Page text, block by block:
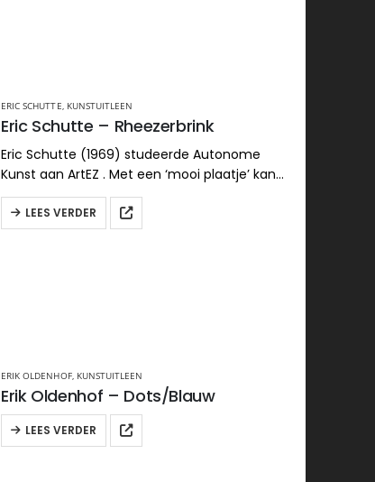
ERIC SCHUTTE KUNSTUITLEEN
Eric Schutte – Rheezerbrink
Eric Schutte (1969) studeerde Autonome
Kunst aan ArtEZ . Met een ‘mooi plaatje’ kan
deze kunstenaar uit Ommen niets. Hij zoekt
naar een beeld in het landschap met diepte
en…
LEES VERDER
ERIK OLDENHOF, KUNSTUITLEEN
Erik Oldenhof – Dots/Blauw
LEES VERDER